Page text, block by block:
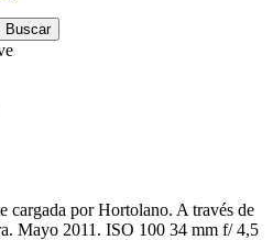
Buscar
cargada por Hortolano. A través de
Mayo 2011. ISO 100 34 mm f/ 4,5